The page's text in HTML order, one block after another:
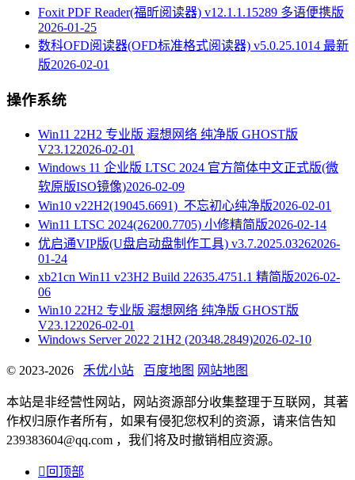
Foxit PDF Reader(福昕阅读器) v12.1.1.15289 多语便携版
2026-01-25
数科OFD阅读器(OFD标准格式阅读器) v5.0.25.1014 最新
版2026-02-01
操作系统
Win11 22H2 专业版 遐想网络 纯净版 GHOST版
V23.122026-02-01
Windows 11 企业版 LTSC 2024 官方简体中文正式版(微
软原版ISO镜像)2026-02-09
Win10 v22H2(19045.6691)_不忘初心纯净版2026-02-01
Win11 LTSC 2024(26200.7705) 小修精简版2026-02-14
优启通VIP版(U盘启动盘制作工具) v3.7.2025.03262026-
01-24
xb21cn Win11 v23H2 Build 22635.4751.1 精简版2026-02-
06
Win10 22H2 专业版 遐想网络 纯净版 GHOST版
V23.122026-02-01
Windows Server 2022 21H2 (20348.2849)2026-02-10
© 2023-2026 禾优小站 百度地图 网站地图
本站是非经营性网站，网站资源部分收集整理于互联网，其著
作权归原作者所有，如果有侵犯您权利的资源，请来信告知
239383604@qq.com ，我们将及时撤销相应资源。
 回顶部